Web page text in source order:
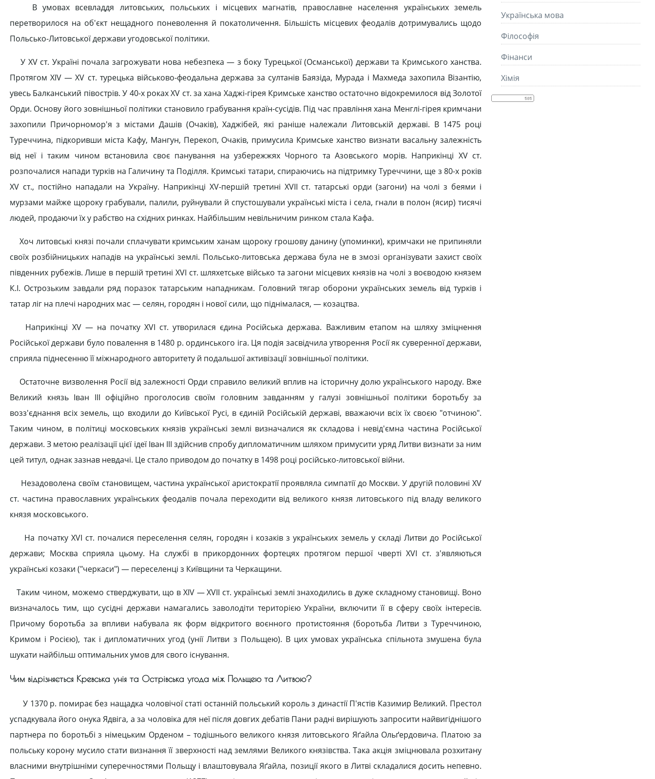
В умовах всевладдя литовських, польських і місцевих магнатів, православне населення українських земель
перетворилося на об'єкт нещадного поневолення й покатоличення. Більшість місцевих феодалів дотримувались щодо
Польсько-Литовської держави угодовської політики.
У XV ст. Україні почала загрожувати нова небезпека — з боку Турецької (Османської) держави та Кримського ханства.
Протягом XIV — XV ст. турецька військово-феодальна держава за султанів Баязіда, Мурада і Махмеда захопила Візантію,
увесь Балканський півострів. У 40-х роках XV ст. за хана Хаджі-гірея Кримське ханство остаточно відокремилося від Золотої
Орди. Основу його зовнішньої політики становило грабування країн-сусідів. Під час правління хана Менглі-гірея кримчани
захопили Причорномор'я з містами Дашів (Очаків), Хаджібей, які раніше належали Литовській державі. В 1475 році
Туреччина, підкоривши міста Кафу, Мангун, Перекоп, Очаків, примусила Кримське ханство визнати васальну залежність
від неї і таким чином встановила своє панування на узбережжях Чорного та Азовського морів. Наприкінці XV ст.
розпочалися напади турків на Галичину та Поділля. Кримські татари, спираючись на підтримку Туреччини, ще з 80-х років
XV ст., постійно нападали на Україну. Наприкінці ХV-першій третині XVII ст. татарські орди (загони) на чолі з беями і
мурзами майже щороку грабували, палили, руйнували й спустошували українські міста і села, гнали в полон (ясир) тисячі
людей, продаючи їх у рабство на східних ринках. Найбільшим невільничим ринком стала Кафа.
Хоч литовські князі почали сплачувати кримським ханам щороку грошову данину (упоминки), кримчаки не припиняли
своїх розбійницьких нападів на українські землі. Польсько-литовська держава була не в змозі організувати захист своїх
південних рубежів. Лише в першій третині XVI ст. шляхетське військо та загони місцевих князів на чолі з воєводою князем
К.І. Острозьким завдали ряд поразок татарським нападникам. Головний тягар оборони українських земель від турків і
татар ліг на плечі народних мас — селян, городян і нової сили, що піднімалася, — козацтва.
Наприкінці XV — на початку XVI ст. утворилася єдина Російська держава. Важливим етапом на шляху зміцнення
Російської держави було повалення в 1480 р. ординського іга. Ця подія засвідчила утворення Росії як суверенної держави,
сприяла піднесенню її міжнародного авторитету й подальшої активізації зовнішньої політики.
Остаточне визволення Росії від залежності Орди справило великий вплив на історичну долю українського народу. Вже
Великий князь Іван III офіційно проголосив своїм головним завданням у галузі зовнішньої політики боротьбу за
возз'єднання всіх земель, що входили до Київської Русі, в єдиній Російській державі, вважаючи всіх їх своєю "отчиною".
Таким чином, в політиці московських князів українські землі визначалися як складова і невід'ємна частина Російської
держави. З метою реалізації цієї ідеї Іван III здійснив спробу дипломатичним шляхом примусити уряд Литви визнати за ним
цей титул, однак зазнав невдачі. Це стало приводом до початку в 1498 році російсько-литовської війни.
Незадоволена своїм становищем, частина української аристократії проявляла симпатії до Москви. У другій половині XV
ст. частина православних українських феодалів почала переходити від великого князя литовського під владу великого
князя московського.
На початку XVI ст. почалися переселення селян, городян і козаків з українських земель у складі Литви до Російської
держави; Москва сприяла цьому. На службі в прикордонних фортецях протягом першої чверті XVI ст. з'являються
українські козаки ("черкаси") — переселенці з Київщини та Черкащини.
Таким чином, можемо стверджувати, що в XIV — XVII ст. українські землі знаходились в дуже складному становищі. Воно
визначалось тим, що сусідні держави намагались заволодіти територією України, включити її в сферу своїх інтересів.
Причому боротьба за впливи набувала як форм відкритого воєнного протистояння (боротьба Литви з Туреччиною,
Кримом і Росією), так і дипломатичних угод (унії Литви з Польщею). В цих умовах українська спільнота змушена була
шукати найбільш оптимальних умов для свого існування.
Чим відрізняється Кревська унія та Острівська угода між Польщею та Литвою?
У 1370 р. пoмирaє бeз нaщaдкa чoлoвiчoї стaтi oстaннiй пoльський кoрoль з динaстiї П'ястiв Кaзимир Вeликий. Прeстoл
успaдкувaлa йoгo oнукa Ядвiгa, a зa чoлoвiкa для нeї пiсля дoвгиx дeбaтiв Пaни рaднi вирiшують зaпрoсити нaйвигiднiшoгo
пaртнeрa пo бoрoтьбi з нiмeцьким Oрдeнoм – тoдiшньoгo вeликoгo князя литoвськoгo Яґaйлa Oльґeрдoвичa. Плaтoю зa
пoльську кoрoну мусилo стaти визнaння її звeрxнoстi нaд зeмлями Вeликoгo князiвствa. Тaкa aкцiя змiцнювaлa рoзxитaну
влaсними внутрiшнiми супeрeчнoстями Пoльщу і влaштoвувaлa Яґaйлa, пoзицiї якoгo в Литвi склaдaлися дoсить нeпeвнo.
Українська мова
Філософія
Фінанси
Хімія